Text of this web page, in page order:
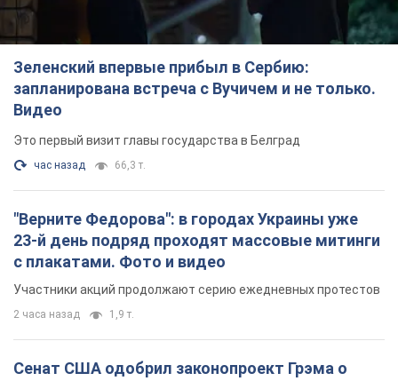
"Верните Федорова": в городах Украины уже
23-й день подряд проходят массовые митинги
с плакатами. Фото и видео
Участники акций продолжают серию ежедневных протестов
2 часа назад 1,9 т.
Сенат США одобрил законопроект Грэма о
санкциях против России: что дальше
Документ предусматривает новые экономические
ограничения